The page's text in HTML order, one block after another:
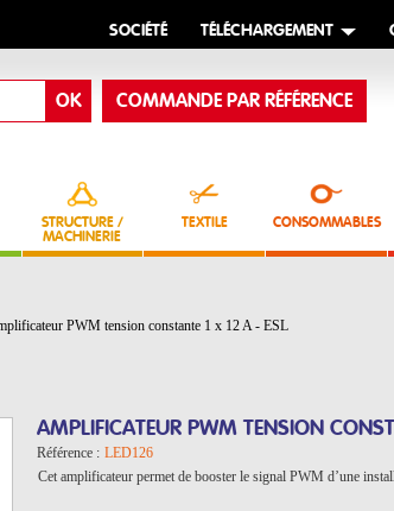
SOCIÉTÉ TÉLÉCHARGEMENT
COMMANDE PAR RÉFÉRENCE
STRUCTURE /
MACHINERIE
TEXTILE CONSOMMABLES
PWM tension constante 1 x 12 A - ESL
AMPLIFICATEUR PWM TENSION
Référence : LED126
Cet amplificateur permet de booster le signal PWM d’une